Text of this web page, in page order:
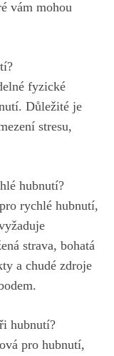
vám mohou
fyzické
Důležité je
stresu,
hubnutí?
rychlé hubnutí,
strava, bohatá‍
a chudé ‌zdroje
hubnutí?
​pro hubnutí,